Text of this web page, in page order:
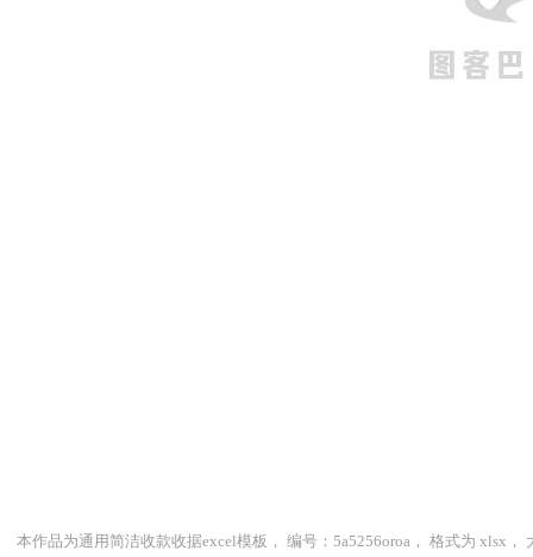
本作品为通用简洁收款收据excel模板， 编号：5a5256oroa， 格式为 xlsx